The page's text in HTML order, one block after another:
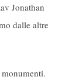
Jonathan
dalle altre